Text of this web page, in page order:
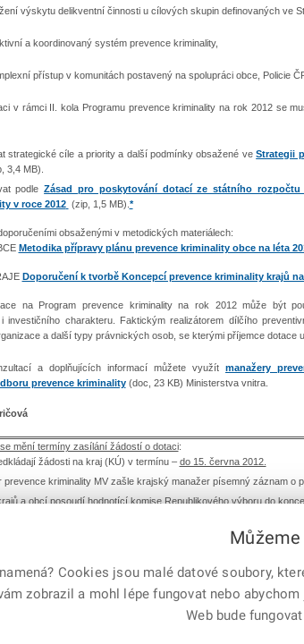
výskytu delikventní činnosti u cílových skupin definovaných ve
a koordinovaný systém prevence kriminality,
přístup v komunitách postavený na spolupráci obce, Policie
v rámci II. kola Programu prevence kriminality na rok 2012 se
strategické cíle a priority a další podmínky obsažené veStrategii
3,4 MB).
podleZásad pro poskytování dotací ze státního
v roce 2012 (zip, 1,5 MB). *
obsaženými v metodických materiálech:
Metodika přípravy plánu prevence kriminality obce na léta
Doporučení k tvorbě Koncepcí prevence kriminality krajů na
na Program prevence kriminality na rok 2012 může být
i investičního charakteru. Faktickým realizátorem dílčího
a další typy právnických osob, se kterými příjemce dotace
a doplňujících informací můžete využít manažery
prevence kriminality(doc, 23 KB) Ministerstva vnitra.
mění termíny zasílání žádostí o dotaci:
žádosti na kraj (KÚ) v termínu – do 15. června 2012.
prevence kriminality MV zašle krajský manažer písemný záznam o
a obcí posoudí hodnotící komise Republikového výboru do
informovány dopisem ředitelky odboru prevence kriminality MV.
Cookies jsou malé datové soubory,
zobrazil a mohl lépe fungovat nebo
Web bude